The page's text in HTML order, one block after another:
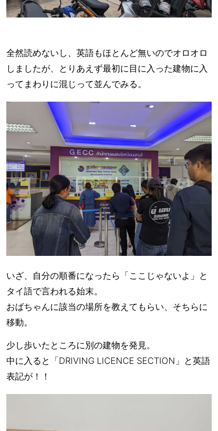
全然読めないし、英語もほとんど無いのでオロオロ
しましたが、とりあえず最初に目に入った建物に入
ってまわりに混じって並んでみる。
いざ、自分の順番になったら「ここじゃないよ」と
タイ語で言われる始末。
おばちゃんに該当の場所を教えてもらい、そちらに
移動。
少し歩いたところに別の建物を発見。
中に入ると「DRIVING LICENCE SECTION」と英語
表記が！！